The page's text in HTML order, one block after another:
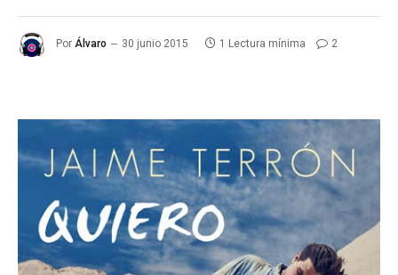
Por Álvaro 30 junio 2015 1 Lectura mínima 2